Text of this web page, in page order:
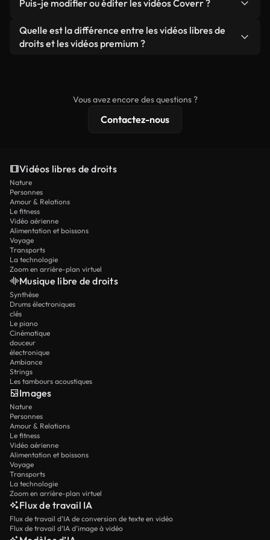
que produit autonome.
soient réelles ou générées par IA, ne comporte de
filigrane. Vous obtenez des images nettes et
prêtes à l'emploi.
Puis-je modifier ou éditer les vidéos Coverr ?
Oui. Vous pouvez librement découper, recadrer ou
remixer nos vidéos. Assurez-vous simplement que
Quelle est la différence entre les vidéos libres de
droits et les vidéos premium ?
résolution 4K et des protections de licence
Vous avez encore des questions ?
Contactez-nous
Vidéos libres de droits
Nature
Personnes
Amour & Relations
Le fitness
Vidéo aérienne
Alimentation et boissons
Voyage
Transports
La technologie
Zoom en arrière-plan virtuel
Musique libre de droits
Synthèse
Drums électroniques
clés
Le piano
Cinématique
douceur
électronique
Ambiance
Strings
Les tambours acoustiques
Images
Nature
Personnes
Amour & Relations
Le fitness
Vidéo aérienne
Alimentation et boissons
Voyage
Transports
La technologie
Zoom en arrière-plan virtuel
Flux de travail IA
Flux de travail d’IA de conversion de texte en vidéo
Flux de travail d’IA d’image à vidéo